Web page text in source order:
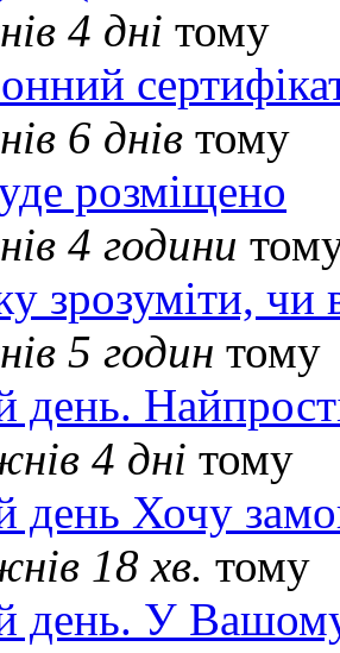
4 дні тому
6 днів тому
розміщено
4 години
зрозуміти, чи
5 годин тому
день.
4 дні тому
день Хочу
18 хв. тому
день. У Вашому